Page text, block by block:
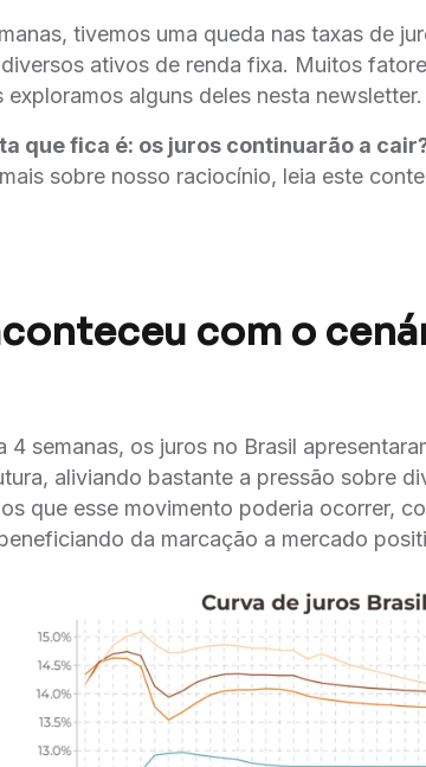
tivemos uma queda nas taxas de
ativos de renda fixa. Muitos
exploramos alguns deles nesta newsletter.
que fica é: os juros continuarão a
sobre nosso raciocínio, leia este
com o
4 semanas, os juros no Brasil
aliviando bastante a pressão sobre
que esse movimento poderia ocorrer,
da marcação a mercado